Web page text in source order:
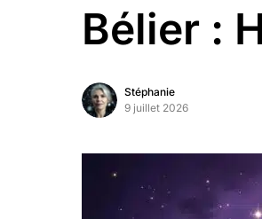
Bélier :
Stéphanie
9 juillet 2026